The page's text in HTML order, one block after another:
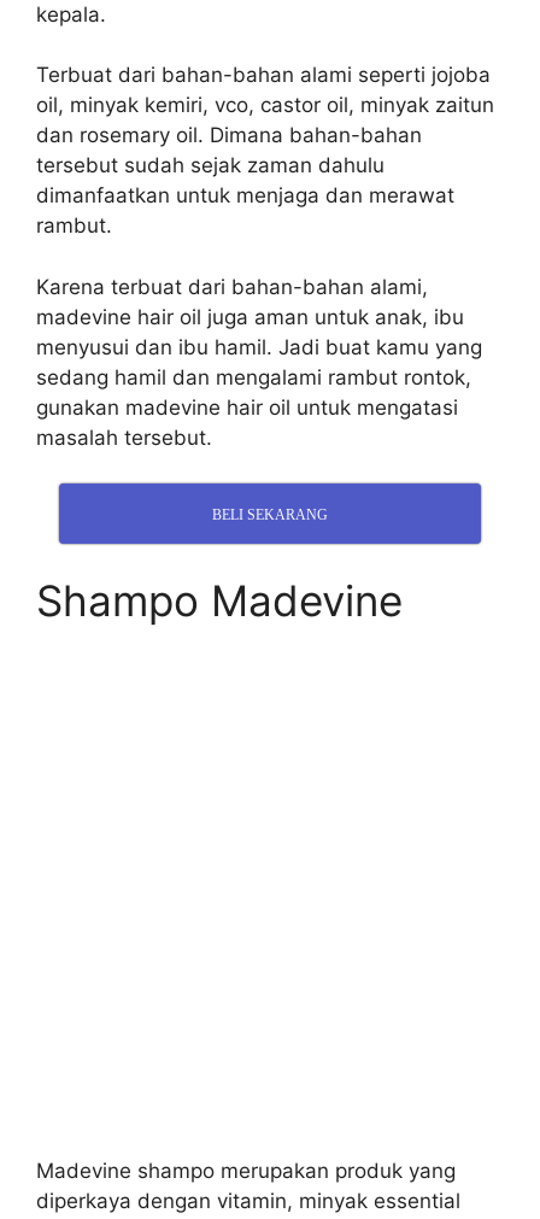
kepala.
Terbuat dari bahan-bahan alami seperti jojoba
oil, minyak kemiri, vco, castor oil, minyak zaitun
dan rosemary oil. Dimana bahan-bahan
tersebut sudah sejak zaman dahulu
dimanfaatkan untuk menjaga dan merawat
rambut.
Karena terbuat dari bahan-bahan alami,
madevine hair oil juga aman untuk anak, ibu
menyusui dan ibu hamil. Jadi buat kamu yang
sedang hamil dan mengalami rambut rontok,
gunakan madevine hair oil untuk mengatasi
masalah tersebut.
BELI SEKARANG
Shampo Madevine
Madevine shampo merupakan produk yang
diperkaya dengan vitamin, minyak essential